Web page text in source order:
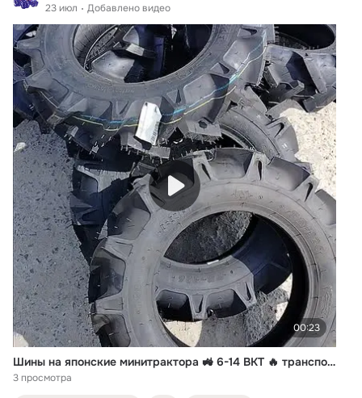
23 июл Добавлено видео
00:23
Шины на японские минитрактора 🚜 6-14 BKT 🔥 транспортной компанией 🚛 в город Благовещенск ✅ MinyTraktor.ru ✅ +7 912 50-20-455
3 просмотра